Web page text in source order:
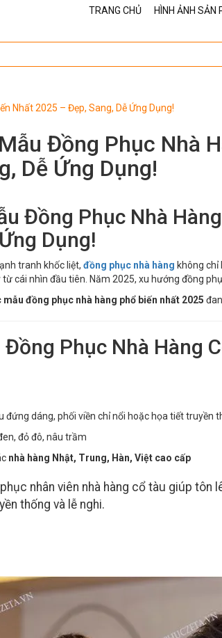
TRANG CHỦ HÌNH ẢNH SẢN
Nhất 2025 – Đẹp, Sang, Dễ Ứng Dụng!
Đồng Phục Nhà
Dễ Ứng Dụng!
Đồng Phục Nhà
Dụng!
tranh khốc liệt, đồng phục nhà hàng không chỉ
cái nhìn đầu tiên. Năm 2025, xu hướng đồng
mẫu đồng phục nhà hàng phổ biến nhất 2025
Phục Nhà Hàng
đứng dáng, phối viền chỉ nổi hoặc họa tiết truyền
đỏ đô, nâu trầm
nhà hàng Nhật, Trung, Hàn, Việt cao cấp
nhân viên nhà hàng cổ tàu giúp tôn
thống và lễ nghi.